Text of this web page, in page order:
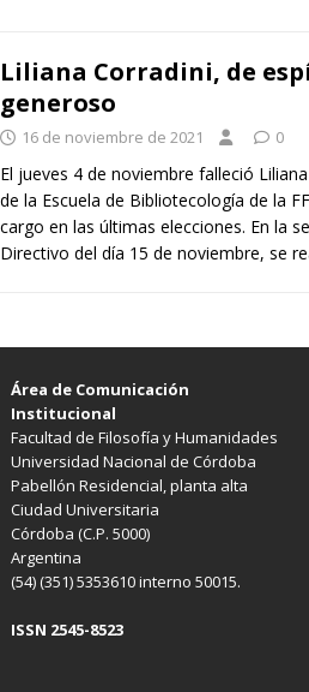
Liliana Corradini, de
generoso
16 de noviembre de 2021 0
El jueves 4 de noviembre falleció
de la Escuela de Bibliotecología de la
cargo en las últimas elecciones. En la
Directivo del día 15 de noviembre, se
Área de Comunicación
Institucional
Facultad de Filosofía y Humanidades
Universidad Nacional de Córdoba
Pabellón Residencial, planta alta
Ciudad Universitaria
Córdoba (C.P. 5000)
Argentina
(54) (351) 5353610 interno 50015.
ISSN 2545-8523